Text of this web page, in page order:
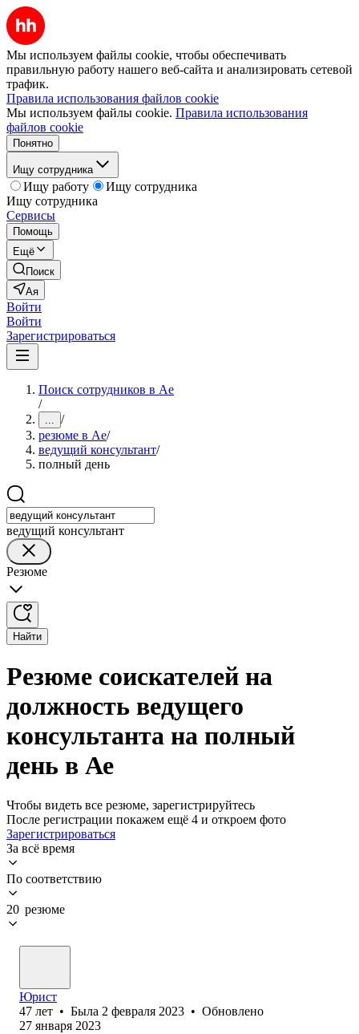
Мы используем файлы cookie, чтобы обеспечивать
правильную работу нашего веб-сайта и анализировать сетевой
трафик.
Правила использования файлов cookie
Мы используем файлы cookie. Правила использования
файлов cookie
Понятно
Ищу сотрудника
Ищу работу
Ищу сотрудника
Ищу сотрудника
Сервисы
Помощь
Ещё
Поиск
Ая
Войти
Войти
Зарегистрироваться
Поиск сотрудников в Ае
/
... /
резюме в Ае/
ведущий консультант/
полный день
ведущий консультант
Резюме
Найти
Резюме соискателей на
должность ведущего
консультанта на полный
день в Ае
Чтобы видеть все резюме, зарегистрируйтесь
После регистрации покажем ещё 4 и откроем фото
Зарегистрироваться
За всё время
По соответствию
20 резюме
Юрист
47 лет • Была 2 февраля 2023 • Обновлено
27 января 2023